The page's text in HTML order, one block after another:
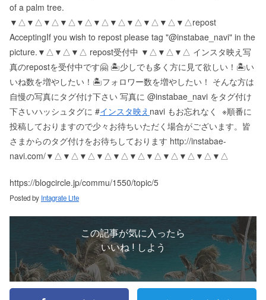
of a palm tree.
▼△▼△▼△▼△▼△▼△▼△▼△▼△▼△▼△ repost
Accepting If you wish to repost please tag "@instabae_navi" in the
picture. ▼△▼△▼△ repost受付中 ▼△▼△▼△ インスタ映え写
真のrepostを受付中です🤗 🏝少しでも多く方に見て欲しい！ 🏝い
いね数を増やしたい！ 🏝フォロワー数を増やしたい！ そんな方は
自慢の写真にタグ付け下さい 写真に @instabae_navi をタグ付け
下さい️ ハッシュタグに #インスタ映え navi もお忘れなく ️ ※順番に
投稿しておりますので少々お待ちいただく場合がございます。 皆
さまからのタグ付けをお待ちしております http://instabae-
navi.com/ ▼△▼△▼△▼△▼△▼△▼△▼△▼△▼△▼△
https://blogcircle.jp/commu/1550/topic/5
Posted by Intagrate Lite
この記事が気に入ったら
いいね ! しよう